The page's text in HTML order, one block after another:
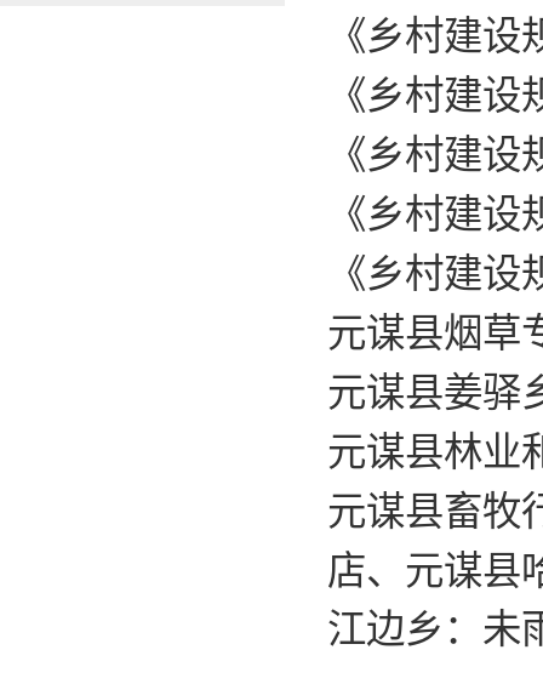
《乡村建
《乡村建
《乡村建
《乡村建
《乡村建
元谋县烟草
元谋县姜驿
元谋县林业
元谋县畜牧
店、元谋县
江边乡：未